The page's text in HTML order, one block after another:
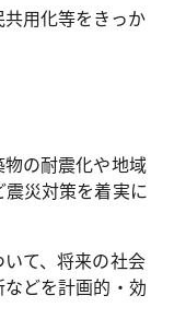
用化等をきっか
の耐震化や地域
災対策を着実に
て、将来の社会
どを計画的・効